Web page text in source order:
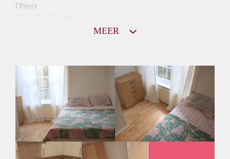
Object
Huurtoeslag
Mogelijk
Inkomen eis
3,1 X Maandhuur Bruto
Huurtermijn
Onbepaalde termijn
Oplevering
Gestoffeerd
MEER